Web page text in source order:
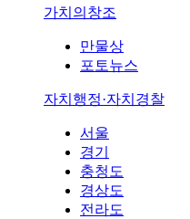
가치의창조
만물상
포토뉴스
자치행정·자치경찰
서울
경기
충청도
경상도
전라도